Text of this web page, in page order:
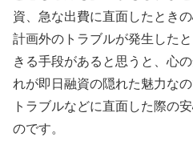
資、急な出費に直面したとき
計画外のトラブルが発生した
きる手段があると思うと、心
れが即日融資の隠れた魅力な
トラブルなどに直面した際の
のです。